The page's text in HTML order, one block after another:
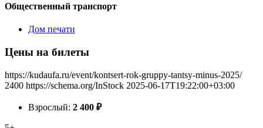
Общественный транспорт
Дом печати
Цены на билеты
https://kudaufa.ru/event/kontsert-rok-gruppy-tantsy-minus-2025/
2400 https://schema.org/InStock 2025-06-17T19:22:00+03:00
Взрослый: 2 400 ₽